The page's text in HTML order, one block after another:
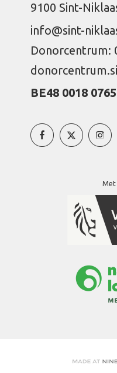
9100 Sint-
info@sint-
Donorcentrum:
BE48 0018
Met